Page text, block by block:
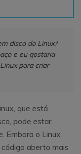
disco do Linux?
e eu gostaria
para criar
que está
pode estar
Embora o Linux
aberto mais